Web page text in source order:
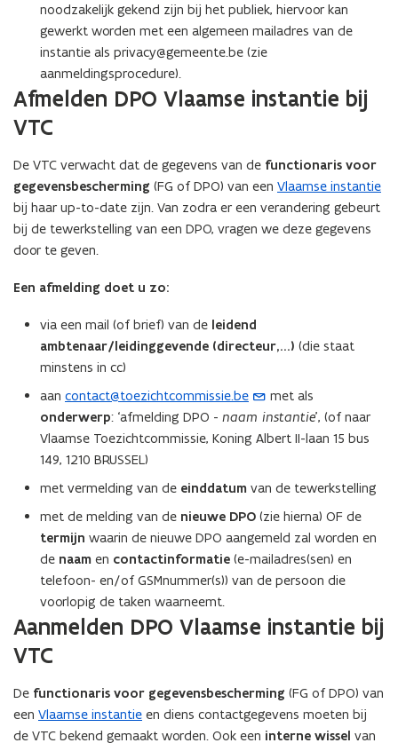
noodzakelijk gekend zijn bij het publiek, hiervoor kan
gewerkt worden met een algemeen mailadres van de
instantie als privacy@gemeente.be (zie
aanmeldingsprocedure).
Afmelden DPO Vlaamse instantie bij
VTC
De VTC verwacht dat de gegevens van de functionaris voor
gegevensbescherming (FG of DPO) van een Vlaamse instantie
bij haar up-to-date zijn. Van zodra er een verandering gebeurt
bij de tewerkstelling van een DPO, vragen we deze gegevens
door te geven.
Een afmelding doet u zo:
via een mail (of brief) van de leidend
ambtenaar/leidinggevende (directeur,...) (die staat
minstens in cc)
aan contact@toezichtcommissie.be
(
o
p
e
n
n
u
w
e
-
i
l
a
met als
onderwerp: ‘afmelding DPO - naam instantie’, (of naar
Vlaamse Toezichtcommissie, Koning Albert II-laan 15 bus
149, 1210 BRUSSEL)
met vermelding van de einddatum van de tewerkstelling
met de melding van de nieuwe DPO (zie hierna) OF de
termijn waarin de nieuwe DPO aangemeld zal worden en
de naam en contactinformatie (e-mailadres(sen) en
telefoon- en/of GSMnummer(s)) van de persoon die
voorlopig de taken waarneemt.
Aanmelden DPO Vlaamse instantie bij
VTC
De functionaris voor gegevensbescherming (FG of DPO) van
een Vlaamse instantie en diens contactgegevens moeten bij
de VTC bekend gemaakt worden. Ook een interne wissel van